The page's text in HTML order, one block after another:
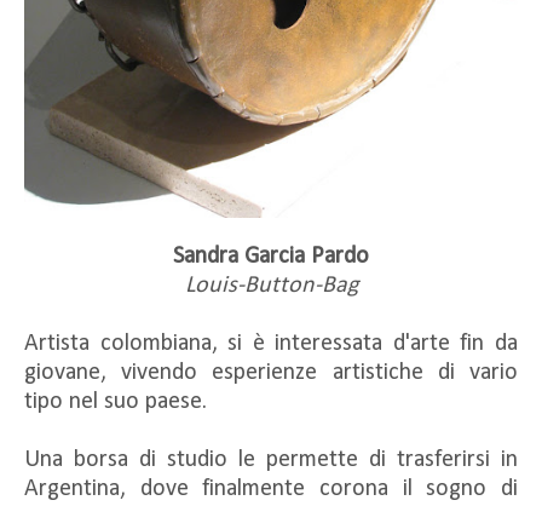
Sandra Garcia Pardo
Louis-Button-Bag
Artista colombiana, si è interessata d'arte fin da
giovane, vivendo esperienze artistiche di vario
tipo nel suo paese.
Una borsa di studio le permette di trasferirsi in
Argentina, dove finalmente corona il sogno di